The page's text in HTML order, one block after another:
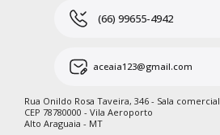
(66) 99655-4942
aceaia123@gmail.com
Rua Onildo Rosa Taveira, 346 - Sala comercial
CEP 78780000 - Vila Aeroporto
Alto Araguaia - MT